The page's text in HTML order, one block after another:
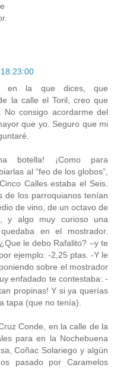
en la que dices, que
la calle el Toril, creo que
consigo acordarme del
que yo. Seguro que mi
botella! ¡Como para
al “feo de los globos”,
Calles estaba el Seis.
de los parroquianos tenían
de vino, de un octavo de
y algo muy curioso una
en el mostrador.
le debo Rafalito? –y te
ejemplo: -2,25 ptas. -Y le
sobre el mostrador
enfadado te contestaba: -
propinas! Y si ya querías
tapa (que no tenía).
Conde, en la calle de la
para en la Nochebuena
Coñac Solariego y algún
pasado por Caramelos